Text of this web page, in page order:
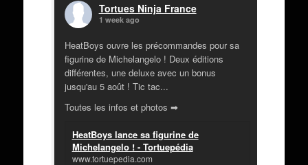
Tortues Ninja France
1 week ago
HeatBoys ouvre les précommandes pour sa
figurine de Michelangelo ! Deux éditions
différentes, une deluxe avec un bonus
jusqu'au 5 août ! Tic tac...
Toutes les infos et photos ➡
HeatBoys lance sa figurine de
Michelangelo ! - Tortuepédia
www.tortuepedia.com